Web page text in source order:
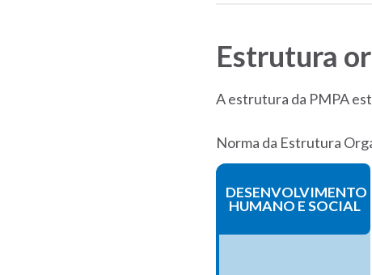
Estrutura
A estrutura da PMPA
Norma da Estrutura
DESENVOLVIMENTO
HUMANO E SOCIAL